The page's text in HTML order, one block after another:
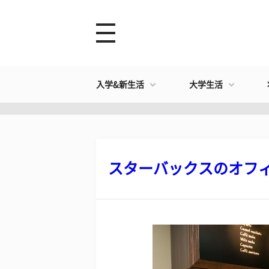
入学&新生活 大学生活
スターバックスのオフ